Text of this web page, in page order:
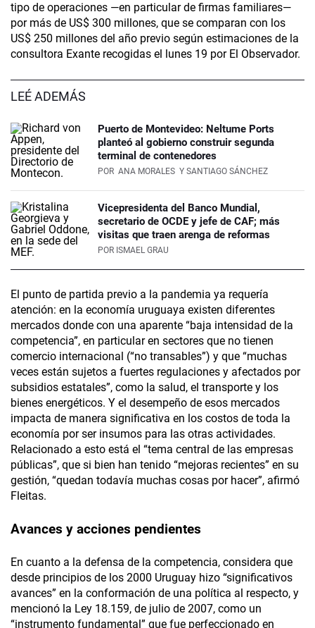
tipo de operaciones —en particular de firmas familiares—
por más de US$ 300 millones, que se comparan con los
US$ 250 millones del año previo según estimaciones de la
consultora Exante recogidas el lunes 19 por El Observador.
LEÉ ADEMÁS
Puerto de Montevideo: Neltume Ports
planteó al gobierno construir segunda
terminal de contenedores
POR ANA MORALES Y SANTIAGO SÁNCHEZ
Vicepresidenta del Banco Mundial,
secretario de OCDE y jefe de CAF; más
visitas que traen arenga de reformas
POR ISMAEL GRAU
El punto de partida previo a la pandemia ya requería
atención: en la economía uruguaya existen diferentes
mercados donde con una aparente “baja intensidad de la
competencia”, en particular en sectores que no tienen
comercio internacional (“no transables”) y que “muchas
veces están sujetos a fuertes regulaciones y afectados por
subsidios estatales”, como la salud, el transporte y los
bienes energéticos. Y el desempeño de esos mercados
impacta de manera significativa en los costos de toda la
economía por ser insumos para las otras actividades.
Relacionado a esto está el “tema central de las empresas
públicas”, que si bien han tenido “mejoras recientes” en su
gestión, “quedan todavía muchas cosas por hacer”, afirmó
Fleitas.
Avances y acciones pendientes
En cuanto a la defensa de la competencia, considera que
desde principios de los 2000 Uruguay hizo “significativos
avances” en la conformación de una política al respecto, y
mencionó la Ley 18.159, de julio de 2007, como un
“instrumento fundamental” que fue perfeccionado en